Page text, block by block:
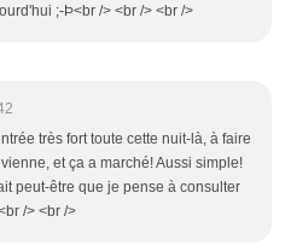
;-Þ<br /> <br /> <br />
très fort toute cette nuit-là, à faire
et ça a marché! Aussi simple!
peut-être que je pense à consulter
/> <br />